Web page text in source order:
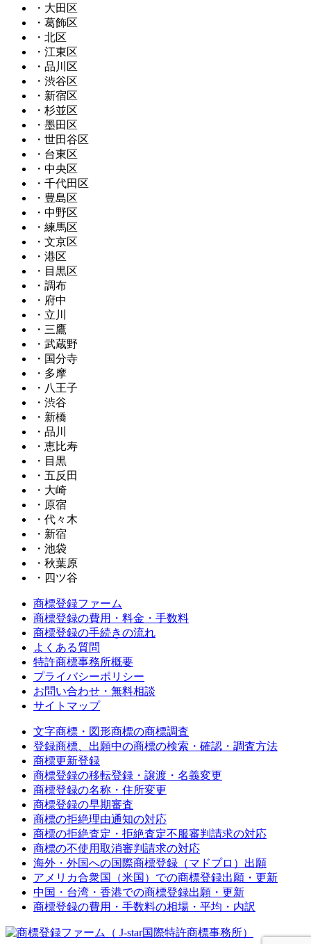
・大田区
・葛飾区
・北区
・江東区
・品川区
・渋谷区
・新宿区
・杉並区
・墨田区
・世田谷区
・台東区
・中央区
・千代田区
・豊島区
・中野区
・練馬区
・文京区
・港区
・目黒区
・調布
・府中
・立川
・三鷹
・武蔵野
・国分寺
・多摩
・八王子
・渋谷
・新橋
・品川
・恵比寿
・目黒
・五反田
・大崎
・原宿
・代々木
・新宿
・池袋
・秋葉原
・四ツ谷
商標登録ファーム
商標登録の費用・料金・手数料
商標登録の手続きの流れ
よくある質問
特許商標事務所概要
プライバシーポリシー
お問い合わせ・無料相談
サイトマップ
文字商標・図形商標の商標調査
登録商標、出願中の商標の検索・確認・調査方法
商標更新登録
商標登録の移転登録・譲渡・名義変更
商標登録の名称・住所変更
商標登録の早期審査
商標の拒絶理由通知の対応
商標の拒絶査定・拒絶査定不服審判請求の対応
商標の不使用取消審判請求の対応
海外・外国への国際商標登録（マドプロ）出願
アメリカ合衆国（米国）での商標登録出願・更新
中国・台湾・香港での商標登録出願・更新
商標登録の費用・手数料の相場・平均・内訳